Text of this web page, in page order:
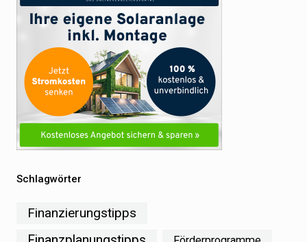
Schlagwörter
Finanzierungstipps